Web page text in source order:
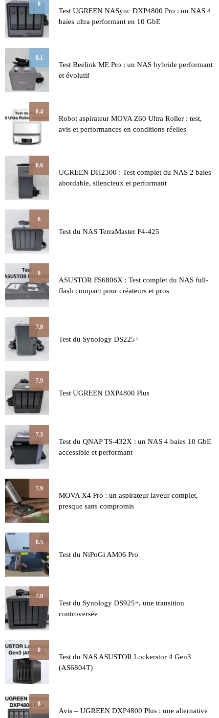
8
Test UGREEN NASync DXP4800 Pro : un NAS 4
baies ultra performant en 10 GbE
8.1
Test Beelink ME Pro : un NAS hybride performant
et évolutif
8.4
Robot aspirateur MOVA Z60 Ultra Roller : test,
avis et performances en conditions réelles
8.6
UGREEN DH2300 : Test complet du NAS 2 baies
abordable, silencieux et performant
8
Test du NAS TerraMaster F4-425
8
ASUSTOR FS6806X : Test complet du NAS full-
flash compact pour créateurs et pros
7.8
Test du Synology DS225+
7.9
Test UGREEN DXP4800 Plus
7.3
Test du QNAP TS-432X : un NAS 4 baies 10 GbE
accessible et performant
7.9
MOVA X4 Pro : un aspirateur laveur complet,
presque sans compromis
8.5
Test du NiPoGi AM06 Pro
7.8
Test du Synology DS925+, une transition
controversée
8
Test du NAS ASUSTOR Lockerstor 4 Gen3
(AS6804T)
8
Avis – UGREEN DXP4800 Plus : une alternative